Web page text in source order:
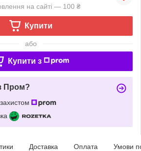
на сайті — 100 ₴
Купити
або
Купити з
Пром?
Доставка Оплата Умови